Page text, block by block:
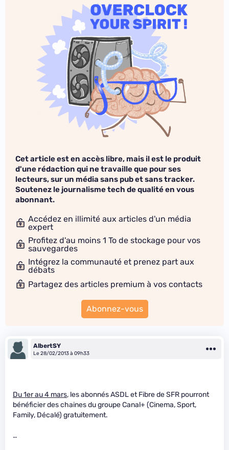
Cet article est en accès libre, mais il est le produit
d'une rédaction qui ne travaille que pour ses
lecteurs, sur un média sans pub et sans tracker.
Soutenez le journalisme tech de qualité en vous
abonnant.
Accédez en illimité aux articles d'un média
expert
Profitez d'au moins 1 To de stockage pour vos
sauvegardes
Intégrez la communauté et prenez part aux
débats
Partagez des articles premium à vos contacts
Abonnez-vous
AlbertSY
Le 28/02/2013 à 09h33
Du 1er au 4 mars, les abonnés ASDL et Fibre de SFR pourront
bénéficier des chaines du groupe Canal+ (Cinema, Sport,
Family, Décalé) gratuitement.
…